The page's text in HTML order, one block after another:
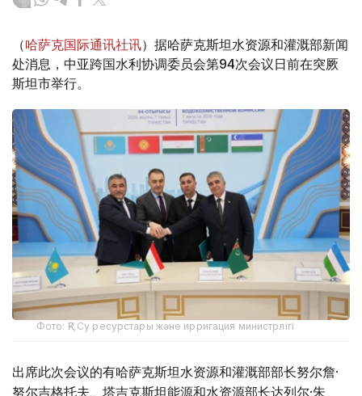
（哈萨克国际通讯社讯）据哈萨克斯坦水资源和灌溉部新闻
处消息，中亚跨国水利协调委员会第94次会议日前在突厥
斯坦市举行。
Фото: ҚР Су ресурстары және ирригация министрлігі
出席此次会议的有哈萨克斯坦水资源和灌溉部部长努尔詹·
努尔吉格托夫、塔吉克斯坦能源和水资源部长达列尔·朱